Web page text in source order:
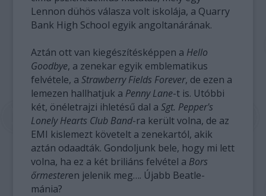
Lennon dühös válasza volt iskolája, a Quarry
Bank High School egyik angoltanárának.
Aztán ott van kiegészítésképpen a Hello
Goodbye, a zenekar egyik emblematikus
felvétele, aStrawberry Fields Forever, de ezen a
lemezen hallhatjuk a Penny Lane-t is. Utóbbi
két, önéletrajzi ihletésű dal aSgt. Pepper's
Lonely Hearts Club Band-ra került volna, de az
EMI kislemezt követelt a zenekartól, akik
aztán odaadták. Gondoljunk bele, hogy mi lett
volna, ha ez a két briliáns felvétel a Bors
őrmesteren jelenik meg…. Újabb Beatle-
mánia?